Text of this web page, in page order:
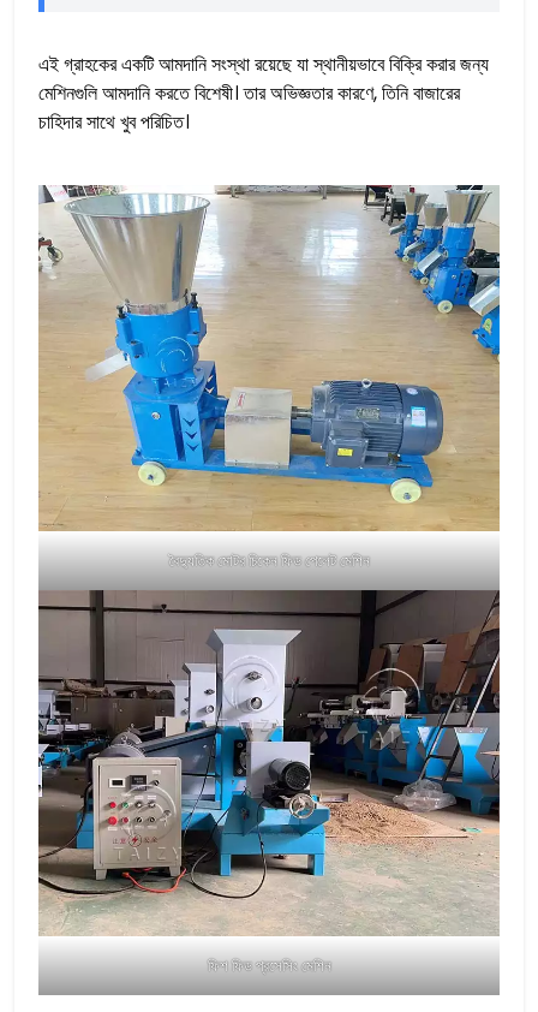
এই গ্রাহকের একটি আমদানি সংস্থা রয়েছে যা স্থানীয়ভাবে বিক্রি করার জন্য
মেশিনগুলি আমদানি করতে বিশেষী। তার অভিজ্ঞতার কারণে, তিনি বাজারের
চাহিদার সাথে খুব পরিচিত।
বৈদ্যুতিক মোটর চিকেন ফিড পেলেট মেশিন
ফিশ ফিড প্রসেসিং মেশিন